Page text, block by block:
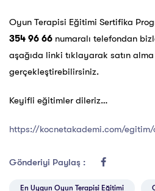
Oyun Terapisi Eğitimi Sertifika
354 96 66 numaralı telefondan
aşağıda linki tıklayarak satın
gerçekleştirebilirsiniz.
Keyifli eğitimler dileriz…
https://kocnetakademi.com/
Gönderiyi Paylaş :
En Uygun Oyun Terapisi Eğitimi